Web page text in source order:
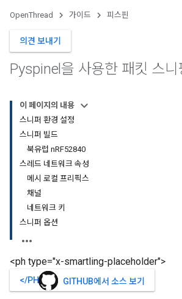
OpenThread 가이드 피스핀
의견 보내기
Pyspinel을 사용한 패킷 스니
이 페이지의 내용
스니퍼 환경 설정
스니퍼 빌드
북유럽 nRF52840
스레드 네트워크 속성
메시 로컬 프리픽스
채널
네트워크 키
스니퍼 옵션
<ph type="x-smartling-placeholder">
</PH> GITHUB에서 소스 보기